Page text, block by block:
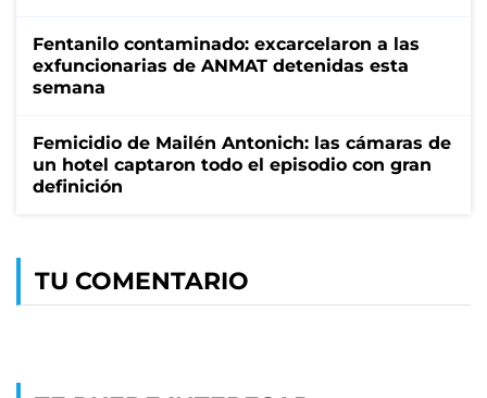
Fentanilo contaminado: excarcelaron a las
exfuncionarias de ANMAT detenidas esta
semana
Femicidio de Mailén Antonich: las cámaras de
un hotel captaron todo el episodio con gran
definición
TU COMENTARIO